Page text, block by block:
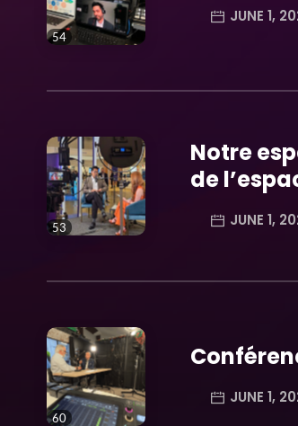
trending_flat
54
JUNE 1,
trending_flat
53
Notre
de
JUNE 1,
60
JUNE 1,